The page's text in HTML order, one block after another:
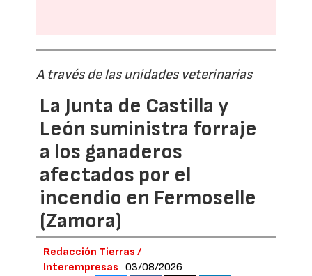
A través de las unidades veterinarias
La Junta de Castilla y
León suministra forraje
a los ganaderos
afectados por el
incendio en Fermoselle
(Zamora)
Redacción Tierras /
Interempresas
03/08/2026